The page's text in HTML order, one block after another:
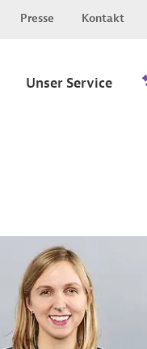
Presse Kontakt
Unser Service